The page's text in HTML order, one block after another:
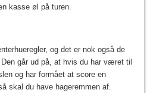
kasse øl på turen.
og det er nok også de
går ud på, at hvis du har været til
og har formået at score en
skal du have hageremmen af.